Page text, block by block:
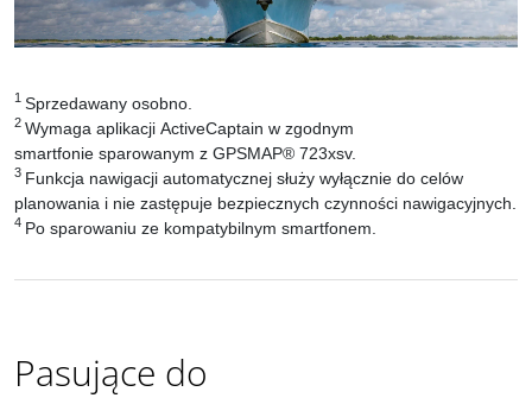
1 Sprzedawany osobno.
2 Wymaga aplikacji ActiveCaptain w zgodnym
smartfonie sparowanym z GPSMAP® 723xsv.
3 Funkcja nawigacji automatycznej służy wyłącznie do celów
planowania i nie zastępuje bezpiecznych czynności nawigacyjnych.
4 Po sparowaniu ze kompatybilnym smartfonem.
Pasujące do